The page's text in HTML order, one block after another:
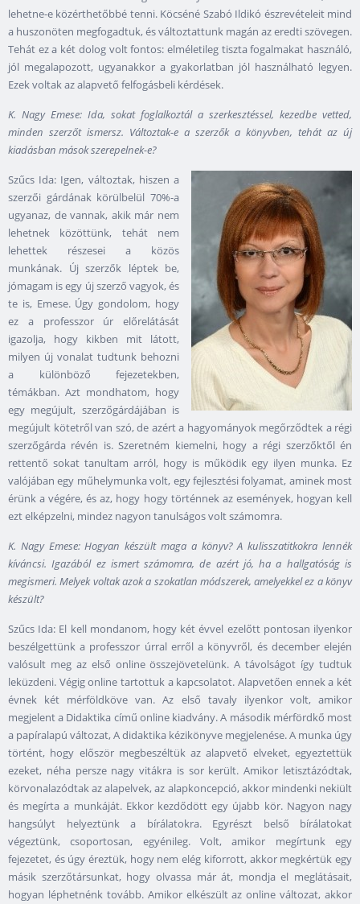
lehetne-e közérthetőbbé tenni. Köcséné Szabó Ildikó észrevételeit mind
a huszonöten megfogadtuk, és változtattunk magán az eredti szövegen.
Tehát ez a két dolog volt fontos: elméletileg tiszta fogalmakat használó,
jól megalapozott, ugyanakkor a gyakorlatban jól használható legyen.
Ezek voltak az alapvető felfogásbeli kérdések.
K. Nagy Emese: Ida, sokat foglalkoztál a szerkesztéssel, kezedbe vetted,
minden szerzőt ismersz. Változtak-e a szerzők a könyvben, tehát az új
kiadásban mások szerepelnek-e?
Szűcs Ida: Igen, változtak, hiszen a
szerzői gárdának körülbelül 70%-a
ugyanaz, de vannak, akik már nem
lehetnek közöttünk, tehát nem
lehettek részesei a közös
munkának. Új szerzők léptek be,
jómagam is egy új szerző vagyok, és
te is, Emese. Úgy gondolom, hogy
ez a professzor úr előrelátását
igazolja, hogy kikben mit látott,
milyen új vonalat tudtunk behozni
a különböző fejezetekben,
témákban. Azt mondhatom, hogy
egy megújult, szerzőgárdájában is
megújult kötetről van szó, de azért a hagyományok megőrződtek a régi
szerzőgárda révén is. Szeretném kiemelni, hogy a régi szerzőktől én
rettentő sokat tanultam arról, hogy is működik egy ilyen munka. Ez
valójában egy műhelymunka volt, egy fejlesztési folyamat, aminek most
érünk a végére, és az, hogy hogy történnek az események, hogyan kell
ezt elképzelni, mindez nagyon tanulságos volt számomra.
K. Nagy Emese: Hogyan készült maga a könyv? A kulisszatitkokra lennék
kíváncsi. Igazából ez ismert számomra, de azért jó, ha a hallgatóság is
megismeri. Melyek voltak azok a szokatlan módszerek, amelyekkel ez a könyv
készült?
Szűcs Ida: El kell mondanom, hogy két évvel ezelőtt pontosan ilyenkor
beszélgettünk a professzor úrral erről a könyvről, és december elején
valósult meg az első online összejövetelünk. A távolságot így tudtuk
leküzdeni. Végig online tartottuk a kapcsolatot. Alapvetően ennek a két
évnek két mérföldköve van. Az első tavaly ilyenkor volt, amikor
megjelent a Didaktika című online kiadvány. A második mérfördkő most
a papíralapú változat, A didaktika kézikönyve megjelenése. A munka úgy
történt, hogy először megbeszéltük az alapvető elveket, egyeztettük
ezeket, néha persze nagy vitákra is sor került. Amikor letisztázódtak,
körvonalazódtak az alapelvek, az alapkoncepció, akkor mindenki nekiült
és megírta a munkáját. Ekkor kezdődött egy újabb kör. Nagyon nagy
hangsúlyt helyeztünk a bírálatokra. Egyrészt belső bírálatokat
végeztünk, csoportosan, egyénileg. Volt, amikor megírtunk egy
fejezetet, és úgy éreztük, hogy nem elég kiforrott, akkor megkértük egy
másik szerzőtársunkat, hogy olvassa már át, mondja el meglátásait,
hogyan léphetnénk tovább. Amikor elkészült az online változat, akkor